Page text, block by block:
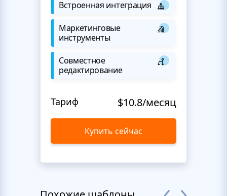
Встроенная интеграция
Маркетинговые
инструменты
Совместное
редактирование
Тариф $10.8/месяц
Купить сейчас